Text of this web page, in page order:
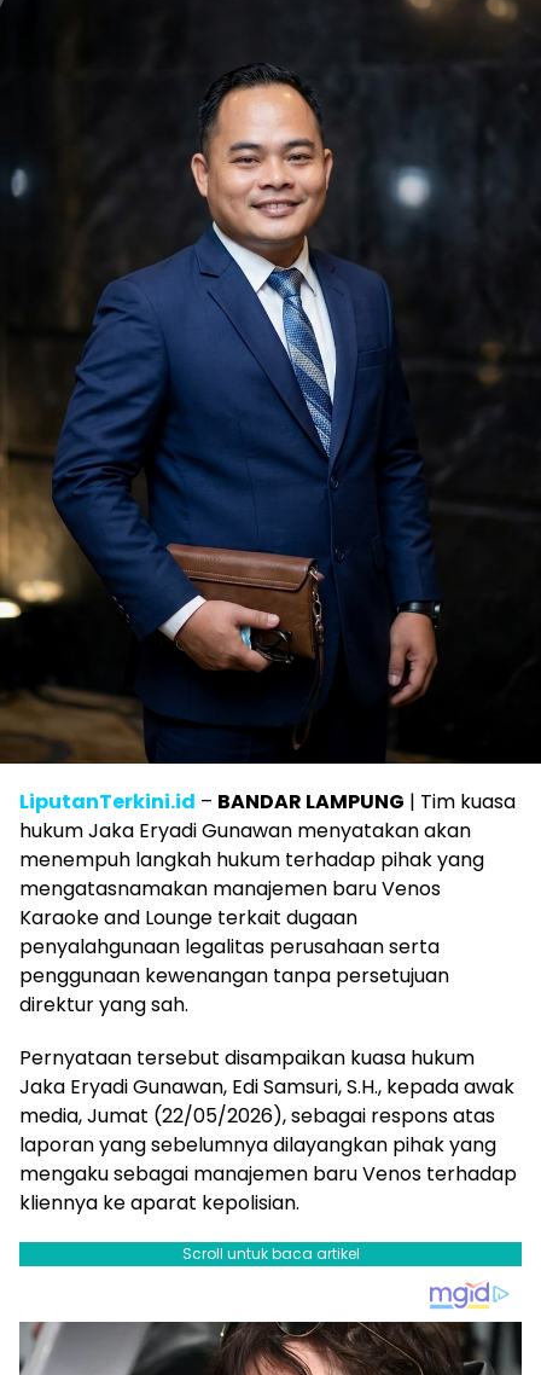
LiputanTerkini.id – BANDAR LAMPUNG | Tim kuasa
hukum Jaka Eryadi Gunawan menyatakan akan
menempuh langkah hukum terhadap pihak yang
mengatasnamakan manajemen baru Venos
Karaoke and Lounge terkait dugaan
penyalahgunaan legalitas perusahaan serta
penggunaan kewenangan tanpa persetujuan
direktur yang sah.
Pernyataan tersebut disampaikan kuasa hukum
Jaka Eryadi Gunawan, Edi Samsuri, S.H., kepada awak
media, Jumat (22/05/2026), sebagai respons atas
laporan yang sebelumnya dilayangkan pihak yang
mengaku sebagai manajemen baru Venos terhadap
kliennya ke aparat kepolisian.
Scroll untuk baca artikel